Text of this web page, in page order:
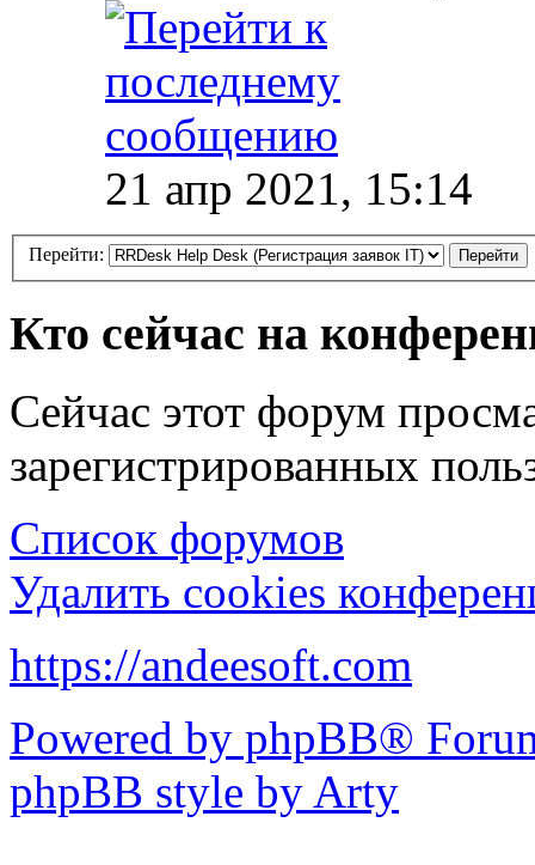
21 апр 2021, 15:14
Перейти:
Кто сейчас на
Сейчас этот форум
зарегистрированных
Список форумов
Удалить cookies
https://andeesoft.com
Powered by phpBB®
phpBB style by Arty